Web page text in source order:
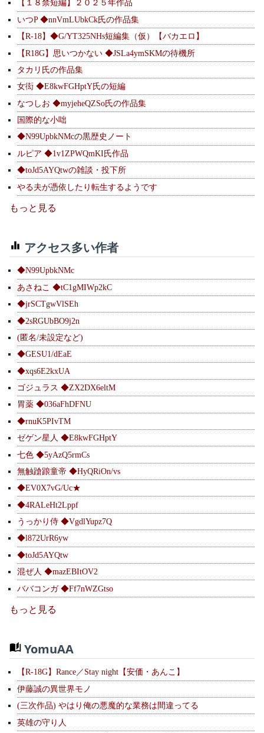
【１８禁短編】２０２５年作品
いつP ◆nnVmLUbkCk氏の作品集
【R-18】◆G/YT325NHs短編集（仮）【バカエロ】
【R18G】思いつかない ◆JSLa4ymSKMの待機所
タカリ氏の作品集
女衒 ◆E8kwFGHptY氏の短編
なつしお ◆myjeheQZSo氏の作品集
国際的な小咄
◆N99UpbkNMcの黒歴史ノート
ルピア ◆1v1ZPWQmKI氏作品
◆toJd5AYQtwの雑談・投下所
やる夫が憑依したり転生するようです
もっと見る
アクセス多い作者
◆N99UpbkNMc
あさねこ ◆tC1gMIWp2kC
◆jrSCTgwVlSEh
◆2sRGUbBO9j2n
(匿名/未設定など)
◆GESU1/dEaE
◆xqs6E2kxUA
ゴジュラス ◆ZX2DX6eltM
胃薬 ◆036aFhDFNU
◆rnuK5PIvTM
ゼゲン星人 ◆E8kwFGHptY
七色 ◆5yAzQ5rmCs
無触蹌踉童帝 ◆HyQRiOn/vs
◆EV0X7vG/Uc★
◆4RALeHt2Lppf
うっかり侍 ◆VgdlYupz7Q
◆l872UrR6yw
◆toJd5AYQtw
混ぜ人 ◆mazEBItOV2
ババコンガ ◆Ff7nWZGtso
もっと見る
YomuAA
【R-18G】Rance／Stay night【安価・あんこ】
伊藤誠の異世界モノ
(三次作品) やはり俺の悪魔的な業務は間違ってる
英雄の守り人